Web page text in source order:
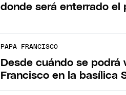
donde será enterrado el
PAPA FRANCISCO
Desde cuándo se
Francisco en la basílica